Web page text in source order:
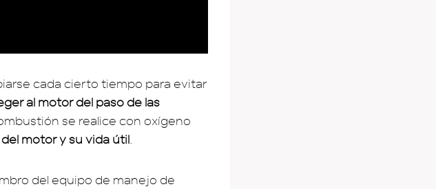
cada cierto tiempo para evitar
al motor del paso de las
se realice con oxígeno
motor y su vida útil .
del equipo de manejo de